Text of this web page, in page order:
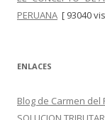
PERUANA [ 93040
ENLACES
Blog de Carmen